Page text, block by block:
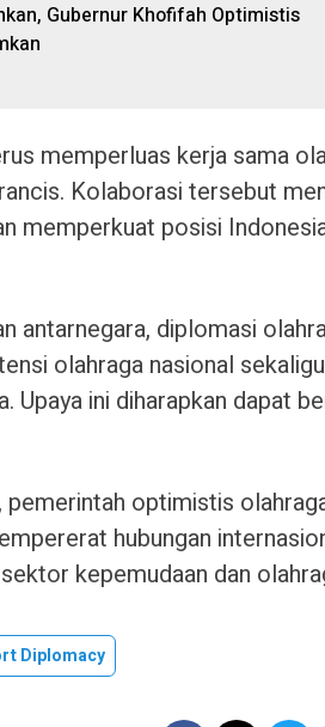
Gubernur Khofifah Optimistis
memperluas kerja sama
Kolaborasi tersebut
memperkuat posisi
antarnegara, diplomasi
olahraga nasional
Upaya ini diharapkan dapat
optimistis
hubungan
kepemudaan dan
Diplomacy